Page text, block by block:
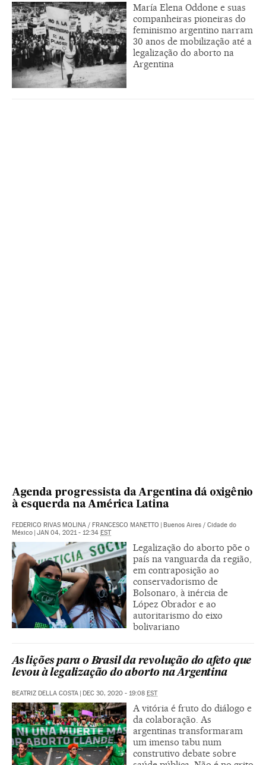
María Elena Oddone e suas
companheiras pioneiras do
feminismo argentino narram
30 anos de mobilização até a
legalização do aborto na
Argentina
Agenda progressista da Argentina dá oxigênio
à esquerda na América Latina
FEDERICO RIVAS MOLINA / FRANCESCO MANETTO | Buenos Aires / Cidade do
México | JAN 04, 2021 - 12:34 EST
Legalização do aborto põe o
país na vanguarda da região,
em contraposição ao
conservadorismo de
Bolsonaro, à inércia de
López Obrador e ao
autoritarismo do eixo
bolivariano
As lições para o Brasil da revolução do afeto que
levou à legalização do aborto na Argentina
BEATRIZ DELLA COSTA | DEC 30, 2020 - 19:08 EST
A vitória é fruto do diálogo e
da colaboração. As
argentinas transformaram
um imenso tabu num
construtivo debate sobre